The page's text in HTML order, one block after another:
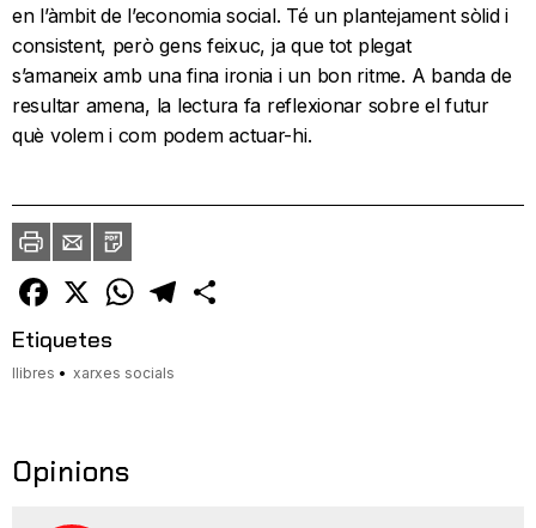
en l’àmbit de l’economia social. Té un plantejament sòlid i
consistent, però gens feixuc, ja que tot plegat
s’amaneix amb una fina ironia i un bon ritme. A banda de
resultar amena, la lectura fa reflexionar sobre el futur
què volem i com podem actuar-hi.
ImprimirEnvia
un
amic
PDF
Facebook
X WhatsAppTelegram
Etiquetes
llibres xarxes socials
Opinions